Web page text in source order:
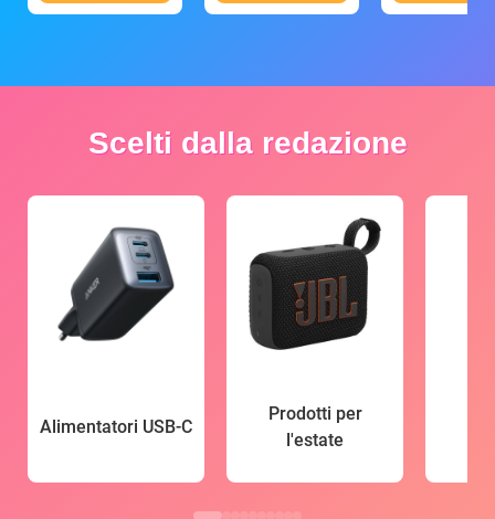
Scelti dalla redazione
Alimentatori USB-C
Prodotti per
l'estate